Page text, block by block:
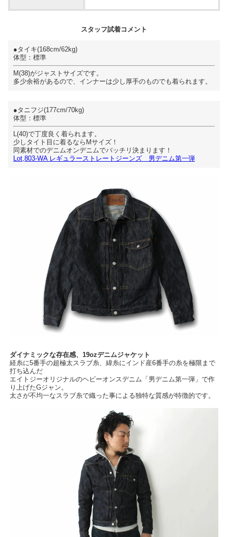
スタッフ試着コメント
●タイキ(168cm/62kg)
体型：標準
M(38)がジャストサイズです。
多少余裕があるので、インナーは少し厚手のものでも着られます。
●タニフジ(177cm/70kg)
体型：標準
L(40)で丁度良く着られます。
少しタイト目に着るならMサイズ！
同素材でのデニムオンデニムでバッチリ決まります！
Lot,803-WA レギュラーストレートジーンズ 男デニム第一弾
ダイナミックな存在感、19ozデニムジャケット
経糸に5番手の超極太スラブ糸、緯糸にインド産6番手の糸を極限まで
打ち込んだ
エイトジーオリジナルのヘビーオンスデニム「男デニム第一弾」で作
り上げたGジャン。
太さが不均一なスラブ糸で織った事による独特な質感が特徴的です。